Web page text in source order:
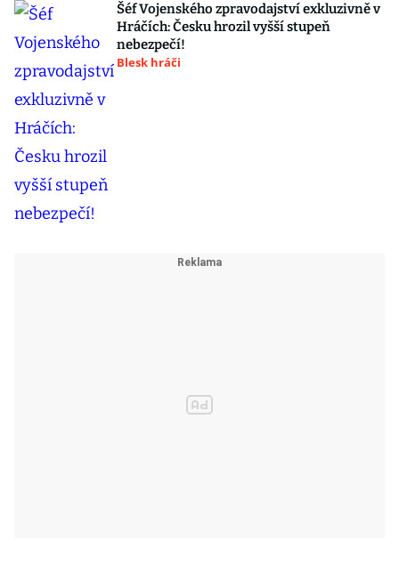
Šéf Vojenského zpravodajství exkluzivně v
Hráčích: Česku hrozil vyšší stupeň
nebezpečí!
Blesk hráči